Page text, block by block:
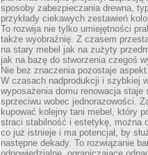
sposoby zabezpieczania drewna,
przykłady ciekawych zestawień
To rozwija nie tylko umiejętności
także wyobraźnię. Z czasem
na stary mebel jak na zużyty
jak na bazę do stworzenia czegoś
Nie bez znaczenia pozostaje
W czasach nadprodukcji i szybkiej
wyposażenia domu renowacja staje
sprzeciwu wobec jednorazowości.
kupować kolejny tani mebel, który
straci stabilność i estetykę, można
co już istnieje i ma potencjał, by
następne dekady. To rozwiązanie